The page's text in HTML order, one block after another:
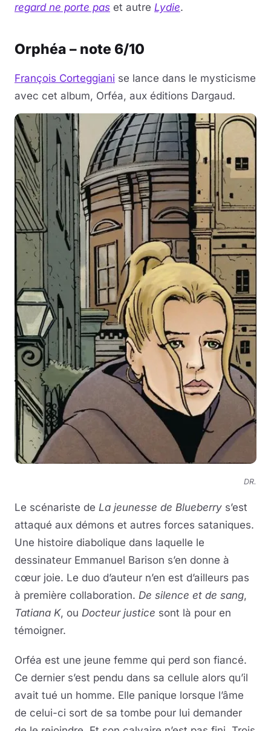
regard ne porte pas et autre Lydie.
Orphéa – note 6/10
François Corteggiani se lance dans le mysticisme
avec cet album, Orféa, aux éditions Dargaud.
DR.
Le scénariste de La jeunesse de Blueberry s’est
attaqué aux démons et autres forces sataniques.
Une histoire diabolique dans laquelle le
dessinateur Emmanuel Barison s’en donne à
cœur joie. Le duo d’auteur n’en est d’ailleurs pas
à première collaboration. De silence et de sang,
Tatiana K, ou Docteur justice sont là pour en
témoigner.
Orféa est une jeune femme qui perd son fiancé.
Ce dernier s’est pendu dans sa cellule alors qu’il
avait tué un homme. Elle panique lorsque l’âme
de celui-ci sort de sa tombe pour lui demander